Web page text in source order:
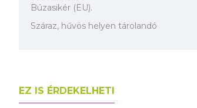
Búzasikér (EU).
Száraz, hűvös helyen tárolandó
EZ IS ÉRDEKELHETI